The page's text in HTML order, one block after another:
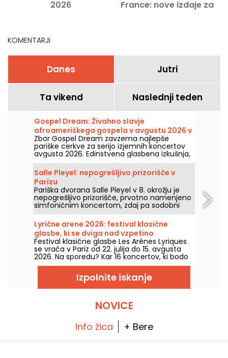
2026
France: nove izdaje za
KOMENTARJI
Danes Jutri
Ta vikend Naslednji teden
Gospel Dream: Živahno slavje
afroameriškega gospela v avgustu 2026 v
Parizu
Zbor Gospel Dream zavzema najlepše
pariške cerkve za serijo izjemnih koncertov
avgusta 2026. Edinstvena glasbena izkušnja,
ki slavi upanje, enotnost in odpornost preko
avtentičnih pesmi afroameriške cerkvene
glasbe.
Salle Pleyel: nepogrešljivo prizorišče v
Parizu
Pariška dvorana Salle Pleyel v 8. okrožju je
nepogrešljivo prizorišče, prvotno namenjeno
simfoničnim koncertom, zdaj pa sodobni
glasbi. Odprta je bila leta 1927 in je gostila
nekatera največja glasbena imena, ponaša
pa se s slogom art deco, ki je še vedno tako
zapeljiv kot nekoč!
Lyrične arene 2026: festival klasične
glasbe, ki se dviga nad vzpetino
Montmartre.
Festival klasične glasbe Les Arènes Lyriques
se vrača v Pariz od 22. julija do 15. avgusta
2026. Na sporedu? Kar 16 koncertov, ki bodo
izvedeni v Arénah Montmartre, idiličen
ambient za poslušanje velikih klasičnih del.
Izpolnite iskanje
NOVICE
Info žica + Bere